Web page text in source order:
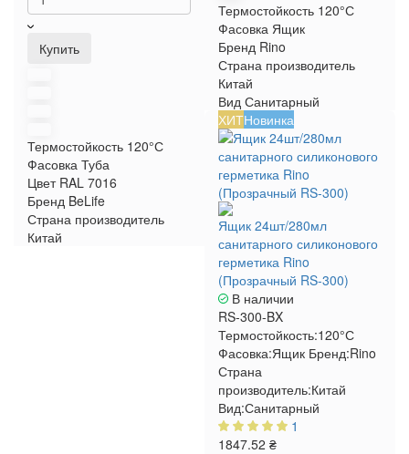
Купить
Термостойкость 120°С
Фасовка Туба
Цвет RAL 7016
Бренд BeLife
Страна производитель
Китай
Термостойкость 120°С
Фасовка Ящик
Бренд Rino
Страна производитель
Китай
Вид Санитарный
ХИТНовинка
Ящик 24шт/280мл
санитарного силиконового
герметика Rino
(Прозрачный RS-300)
В наличии
RS-300-BX
Термостойкость:120°С
Фасовка:Ящик Бренд:Rino
Страна
производитель:Китай
Вид:Санитарный
1
1847.52 ₴